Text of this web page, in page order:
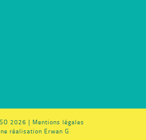
2026 | Mentions légales
réalisation Erwan G